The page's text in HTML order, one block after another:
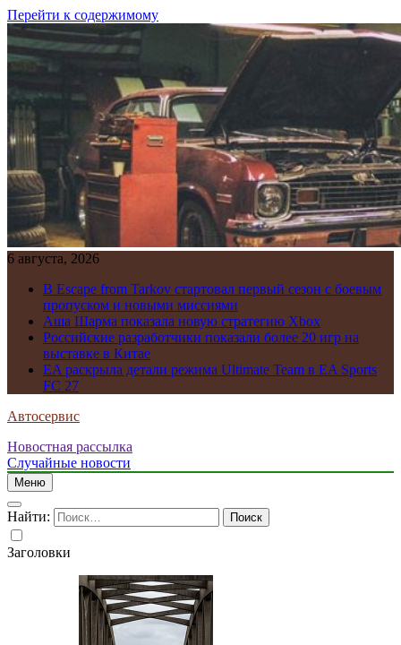
Перейти к содержимому
6 августа, 2026
В Escape from Tarkov стартовал первый сезон с боевым
пропуском и новыми миссиями
Аша Шарма показала новую стратегию Xbox
Российские разработчики показали более 20 игр на
выставке в Китае
EA раскрыла детали режима Ultimate Team в EA Sports
FC 27
Автосервис
Новостная рассылка
Случайные новости
Меню
Найти:
Заголовки